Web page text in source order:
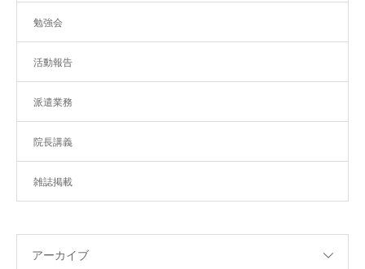
勉強会
活動報告
派遣業務
院長講義
雑誌掲載
アーカイブ